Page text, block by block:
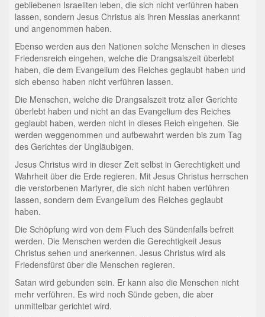
gebliebenen Israeliten leben, die sich nicht verführen haben
lassen, sondern Jesus Christus als ihren Messias anerkannt
und angenommen haben.
Ebenso werden aus den Nationen solche Menschen in dieses
Friedensreich eingehen, welche die Drangsalszeit überlebt
haben, die dem Evangelium des Reiches geglaubt haben und
sich ebenso haben nicht verführen lassen.
Die Menschen, welche die Drangsalszeit trotz aller Gerichte
überlebt haben und nicht an das Evangelium des Reiches
geglaubt haben, werden nicht in dieses Reich eingehen. Sie
werden weggenommen und aufbewahrt werden bis zum Tag
des Gerichtes der Ungläubigen.
Jesus Christus wird in dieser Zeit selbst in Gerechtigkeit und
Wahrheit über die Erde regieren. Mit Jesus Christus herrschen
die verstorbenen Martyrer, die sich nicht haben verführen
lassen, sondern dem Evangelium des Reiches geglaubt
haben.
Die Schöpfung wird von dem Fluch des Sündenfalls befreit
werden. Die Menschen werden die Gerechtigkeit Jesus
Christus sehen und anerkennen. Jesus Christus wird als
Friedensfürst über die Menschen regieren.
Satan wird gebunden sein. Er kann also die Menschen nicht
mehr verführen. Es wird noch Sünde geben, die aber
unmittelbar gerichtet wird.